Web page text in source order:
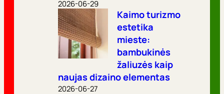
2026-06-29
Kaimo turizmo
estetika
mieste:
bambukinės
žaliuzės kaip
naujas dizaino elementas
2026-06-27